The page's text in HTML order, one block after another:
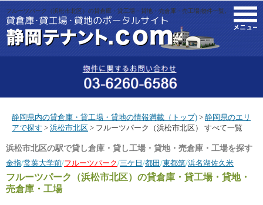
フルーツパーク（浜松市北区）の貸倉庫・貸工場・貸地・売倉庫・売工場|物件一覧。
静岡県内の貸倉庫・貸工場・貸地の情報満載（トップ) > 静岡県のエリ
アで探す > 浜松市北区 > フルーツパーク（浜松市北区） すべて一覧
浜松市北区の駅で貸し倉庫・貸し工場・貸地・売倉庫・工場を探す
金指/常葉大学前/フルーツパーク/三ケ日 /都田 /東都筑/浜名湖佐久米
フルーツパーク（浜松市北区） の貸倉庫・貸工場・貸地・
売倉庫・工場